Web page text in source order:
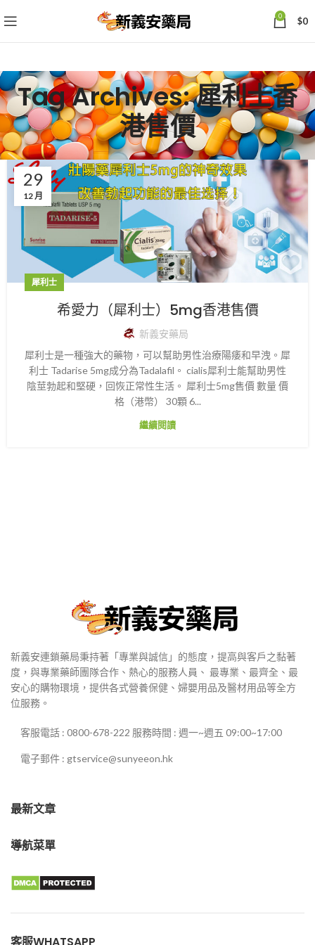
0 $0
Tag Archives: 犀利士香
港售價
29
12 月
犀利士
希愛力（犀利士）5mg香港售價
新義安藥局
犀利士是一種強大的藥物，可以幫助男性治療陽痿和早洩。犀
利士 Tadarise 5mg成分為Tadalafil。 cialis犀利士能幫助男性
陰莖勃起和堅硬，回恢正常性生活。 犀利士5mg售價 數量 價
格（港幣） 30顆 6...
繼續閱讀
新義安連鎖藥局秉持著「專業與誠信」的態度，提高與客戶之黏著
度，與專業藥師團隊合作、熱心的服務人員、 最專業、最齊全、最
安心的購物環境，提供各式營養保健、婦嬰用品及醫材用品等全方
位服務。
客服電話 : 0800-678-222 服務時間 : 週一~週五 09:00~17:00
電子郵件 : gtservice@sunyeeon.hk
最新文章
導航菜單